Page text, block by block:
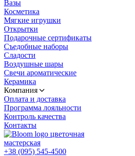
Вазы
Косметика
Мягкие игрушки
Открытки
Подарочные сертификаты
Съедобные наборы
Сладости
Воздушные шары
Свечи ароматические
Керамика
Компания
Оплата и доставка
Программа лояльности
Контроль качества
Контакты
цветочная
мастерская
+38 (095) 545-4500